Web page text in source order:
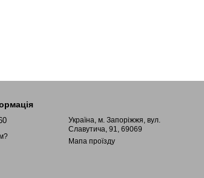
Україна, м. Запоріжжя, вул.
Славутича, 91, 69069
Мапа проїзду